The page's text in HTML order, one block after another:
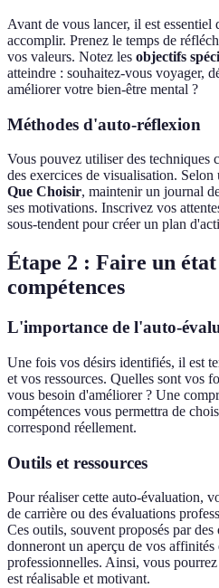
Avant de vous lancer, il est essentiel
accomplir. Prenez le temps de
vos valeurs. Notez les objectifs
atteindre : souhaitez-vous voyager,
améliorer votre bien-être mental ?
Méthodes d'auto-réflexion
Vous pouvez utiliser des techniques
des exercices de visualisation. Selon
Que Choisir, maintenir un journal
ses motivations. Inscrivez vos
sous-tendent pour créer un plan
Étape 2 : Faire un état
compétences
L'importance de l'auto-
Une fois vos désirs identifiés, il est
et vos ressources. Quelles sont vos
vous besoin d'améliorer ? Une
compétences vous permettra de
correspond réellement.
Outils et ressources
Pour réaliser cette auto-évaluation,
de carrière ou des évaluations
Ces outils, souvent proposés par
donneront un aperçu de vos affinités
professionnelles. Ainsi, vous
est réalisable et motivant.